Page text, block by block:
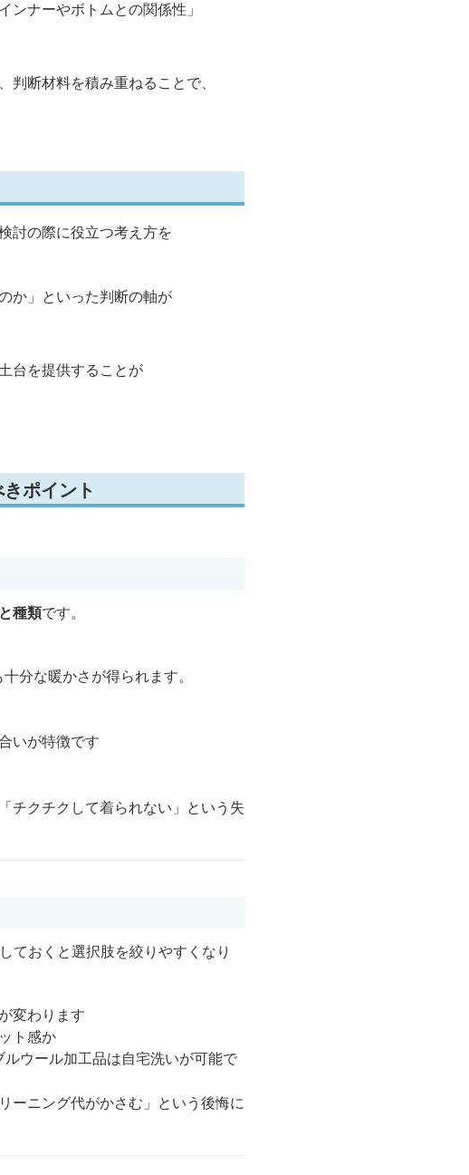
ナーやボトムとの関係性」
断材料を積み重ねることで、
討の際に役立つ考え方を
か」といった判断の軸が
台を提供することが
ポイント
種類です。
分な暖かさが得られます。
いが特徴です
チクチクして着られない」という失
ておくと選択肢を絞りやすくなり
変わります
ト感か
ウール加工品は自宅洗いが可能で
ーニング代がかさむ」という後悔に